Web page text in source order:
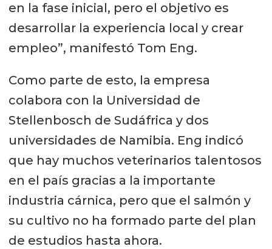
en la fase inicial, pero el objetivo es
desarrollar la experiencia local y crear
empleo”, manifestó Tom Eng.
Como parte de esto, la empresa
colabora con la Universidad de
Stellenbosch de Sudáfrica y dos
universidades de Namibia. Eng indicó
que hay muchos veterinarios talentosos
en el país gracias a la importante
industria cárnica, pero que el salmón y
su cultivo no ha formado parte del plan
de estudios hasta ahora.